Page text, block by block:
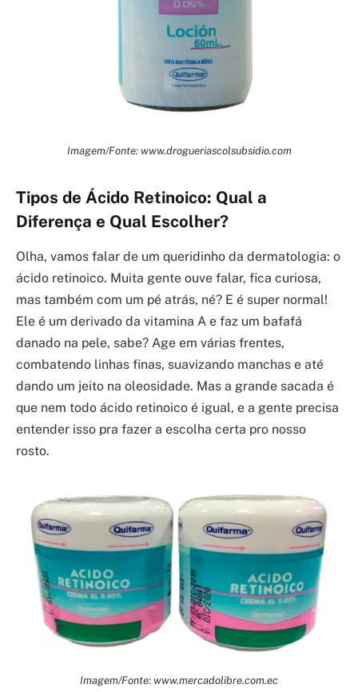
Imagem/Fonte: www.drogueriascolsubsidio.com
Tipos de Ácido Retinoico: Qual a
Diferença e Qual Escolher?
Olha, vamos falar de um queridinho da dermatologia: o
ácido retinoico. Muita gente ouve falar, fica curiosa,
mas também com um pé atrás, né? E é super normal!
Ele é um derivado da vitamina A e faz um bafafá
danado na pele, sabe? Age em várias frentes,
combatendo linhas finas, suavizando manchas e até
dando um jeito na oleosidade. Mas a grande sacada é
que nem todo ácido retinoico é igual, e a gente precisa
entender isso pra fazer a escolha certa pro nosso
rosto.
Imagem/Fonte: www.mercadolibre.com.ec